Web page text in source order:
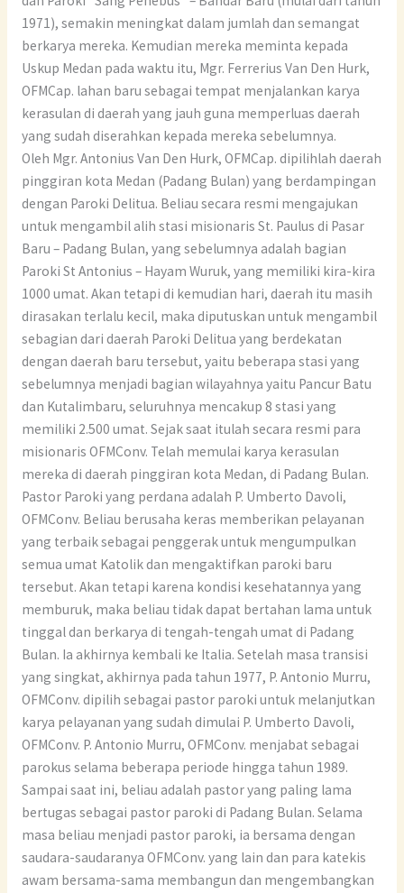
1971), semakin meningkat dalam jumlah dan semangat
berkarya mereka. Kemudian mereka meminta kepada
Uskup Medan pada waktu itu, Mgr. Ferrerius Van Den Hurk,
OFMCap. lahan baru sebagai tempat menjalankan karya
kerasulan di daerah yang jauh guna memperluas daerah
yang sudah diserahkan kepada mereka sebelumnya.
Oleh Mgr. Antonius Van Den Hurk, OFMCap. dipilihlah daerah
pinggiran kota Medan (Padang Bulan) yang berdampingan
dengan Paroki Delitua. Beliau secara resmi mengajukan
untuk mengambil alih stasi misionaris St. Paulus di Pasar
Baru – Padang Bulan, yang sebelumnya adalah bagian
Paroki St Antonius – Hayam Wuruk, yang memiliki kira-kira
1000 umat. Akan tetapi di kemudian hari, daerah itu masih
dirasakan terlalu kecil, maka diputuskan untuk mengambil
sebagian dari daerah Paroki Delitua yang berdekatan
dengan daerah baru tersebut, yaitu beberapa stasi yang
sebelumnya menjadi bagian wilayahnya yaitu Pancur Batu
dan Kutalimbaru, seluruhnya mencakup 8 stasi yang
memiliki 2.500 umat. Sejak saat itulah secara resmi para
misionaris OFMConv. Telah memulai karya kerasulan
mereka di daerah pinggiran kota Medan, di Padang Bulan.
Pastor Paroki yang perdana adalah P. Umberto Davoli,
OFMConv. Beliau berusaha keras memberikan pelayanan
yang terbaik sebagai penggerak untuk mengumpulkan
semua umat Katolik dan mengaktifkan paroki baru
tersebut. Akan tetapi karena kondisi kesehatannya yang
memburuk, maka beliau tidak dapat bertahan lama untuk
tinggal dan berkarya di tengah-tengah umat di Padang
Bulan. Ia akhirnya kembali ke Italia. Setelah masa transisi
yang singkat, akhirnya pada tahun 1977, P. Antonio Murru,
OFMConv. dipilih sebagai pastor paroki untuk melanjutkan
karya pelayanan yang sudah dimulai P. Umberto Davoli,
OFMConv. P. Antonio Murru, OFMConv. menjabat sebagai
parokus selama beberapa periode hingga tahun 1989.
Sampai saat ini, beliau adalah pastor yang paling lama
bertugas sebagai pastor paroki di Padang Bulan. Selama
masa beliau menjadi pastor paroki, ia bersama dengan
saudara-saudaranya OFMConv. yang lain dan para katekis
awam bersama-sama membangun dan mengembangkan